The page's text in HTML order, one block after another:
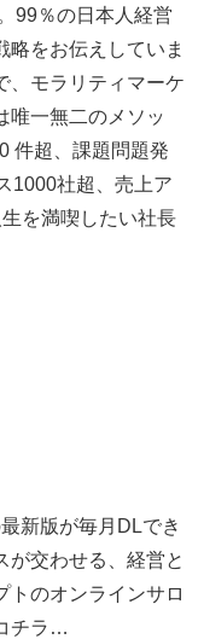
99％の日本人経営
略をお伝えしていま
、モラリティマーケ
唯一無二のメソッ
件超、課題問題発
1000社超、売上ア
を満喫したい社長
新版が毎月DLでき
が交わせる、経営と
トのオンラインサロ
チラ…